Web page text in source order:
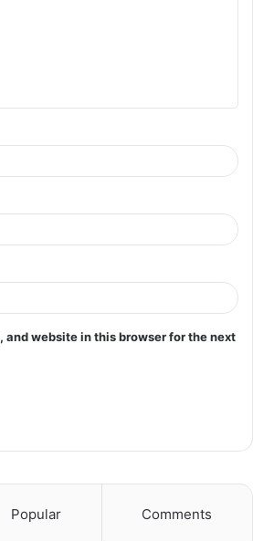
and website in this browser for the next
Popular Comments